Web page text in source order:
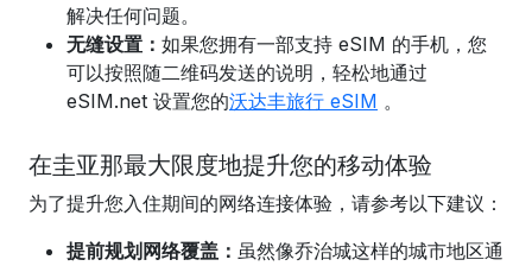
解决任何问题。
无缝设置： 如果您拥有一部支持 eSIM 的手机，您
可以按照随二维码发送的说明，轻松地通过
eSIM.net 设置您的沃达丰旅行 eSIM 。
在圭亚那最大限度地提升您的移动体验
为了提升您入住期间的网络连接体验，请参考以下建议：
提前规划网络覆盖： 虽然像乔治城这样的城市地区通